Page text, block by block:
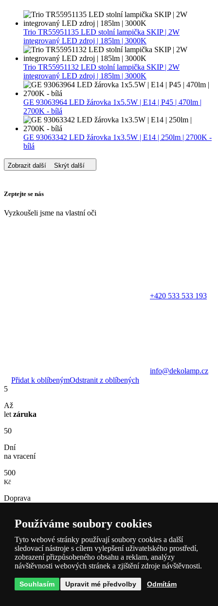
Trio TR55951135 LED stolní lampička SKIP | 2W
integrovaný LED zdroj | 185lm | 3000K
Trio TR55951132 LED stolní lampička SKIP | 2W
integrovaný LED zdroj | 185lm | 3000K
GE 93063964 LED žárovka 1x5.5W | E14 | P45 | 470lm |
2700K - bílá
GE 93063342 LED žárovka 1x3.5W | E14 | 250lm | 2700K -
bílá
Zobrazit další Skrýt další
Zeptejte se nás
Vyzkoušeli jsme na vlastní oči
+420 533 533 193
info@dekolamp.cz
Přidat k oblíbenýmOdstranit z oblíbených
5
Až
let záruka
50
Dní
na vracení
500
Kč
Doprava
Druhů zboží
500
Svítidel
Používáme soubory cookies
Tyto webové stránky používají soubory cookies a další
sledovací nástroje s cílem vylepšení uživatelského prostředí,
zobrazení přizpůsobeného obsahu a reklam, analýzy
návštěvnosti webových stránek a zjištění zdroje návštěvnosti.
Souhlasím Upravit mé předvolby Odmítám